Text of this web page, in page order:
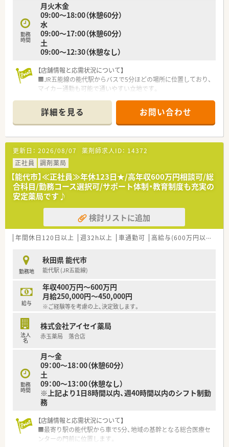
勤務
時間
月火木金
09:00～18:00（休憩60分）
水
09:00～17:00（休憩60分）
土
09:00～12:30（休憩なし）
【店舗情報と応需状況について】
■JR五能線の能代駅からバスで5分ほどの場所に位置しており、
マイカー通勤も可能で通いやすい立地です。
1日平均40枚ほど応需しています。
■常勤の薬剤師が2名と事務スタッフが2名在籍しており、チー
ムワーク良く業務に取り組める人員体制です。
【法人特徴について】
■全国に約400店舗を展開しており、医療モール開発のパイオニ
アとして業界トップクラスの実績を誇ります。
■営業利益率が高く報酬改定の影響を受けにくい安定した経営
基盤があり、安心して長期勤務ができる企業です。
■人材定着率が極めて高い水準を維持しており、従業員が働きや
すい環境づくりに全社で注力しています。
【こんな方にオススメ】
■ワークライフバランスを重視し、安定した経営基盤のある大手
企業で腰を据えて長く働きたい方にお勧めです。
キルを幅広く向上させたい方に適しています。
■地域密着型の店舗で患者様との距離を縮め、親身になった医療
サービスを提供したい方にぴったりです。
詳細を見る お問い合わせ
更新日： 2026/08/07 薬剤師求人ID： 14372
正社員
調剤薬局
【能代市】≪正社員≫年休123日★/高年収600万円相談可/総
合科目/勤務コース選択可/サポート体制・教育制度も充実の
安定薬局です♪
検討リストに追加
年間休日120日以上 週32h以上 車通勤可 高給与(600万円以上)
勤務地
秋田県 能代市
能代駅 (JR五能線)
給与
年収400万円～600万円
月給250,000円～450,000円
※ご経験等を考慮の上、決定致します。
法人
名
株式会社アイセイ薬局
赤玉薬局 落合店
勤務
時間
月～金
09：00～18：00（休憩60分）
土
09：00～13：00（休憩なし）
※上記より1日8時間以内、週40時間以内のシフト制勤
務
【店舗情報と応需状況について】
■最寄り駅の能代駅から車で5分、地域の基幹となる総合医療セ
ンターの門前に位置します。